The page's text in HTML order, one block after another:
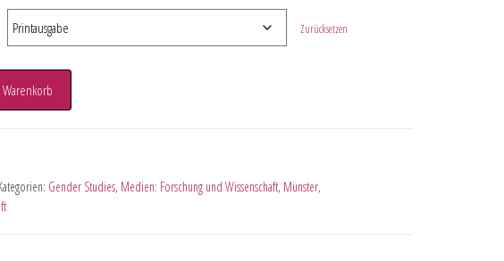
Zurücksetzen
Gender Studies, Medien: Forschung und Wissenschaft, Münster,